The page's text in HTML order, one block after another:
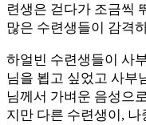
련생은 걷다가 조금씩
많은 수련생들이 감격
하얼빈 수련생들이 사
님을 뵙고 싶었고 사부
님께서 가벼운 음성으
지만 다른 수련생이,